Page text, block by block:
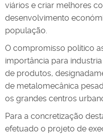
viários e criar melhores
desenvolvimento
população.
O compromisso político
importância para
de produtos,
de metalomecânica
os grandes centros
Para a concretização
efetuado o projeto de